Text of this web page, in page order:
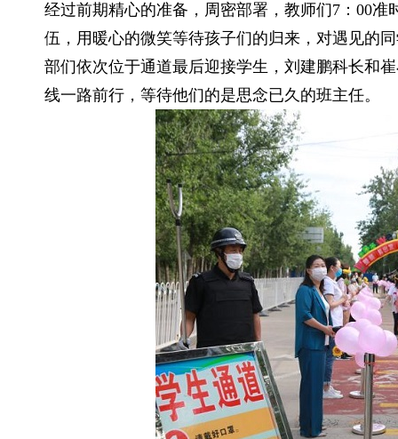
经过前期精心的准备，周密部署，教师们7：00
伍，用暖心的微笑等待孩子们的归来，对遇见的
部们依次位于通道最后迎接学生，刘建鹏科长和
线一路前行，等待他们的是思念已久的班主任。